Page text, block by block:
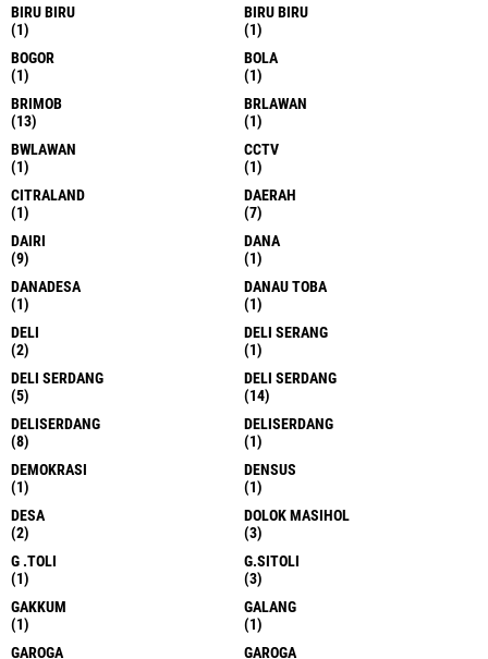
BIRU BIRU
(1)
BIRU BIRU
(1)
BOGOR
(1)
BOLA
(1)
BRIMOB
(13)
BRLAWAN
(1)
BWLAWAN
(1)
CCTV
(1)
CITRALAND
(1)
DAERAH
(7)
DAIRI
(9)
DANA
(1)
DANADESA
(1)
DANAU TOBA
(1)
DELI
(2)
DELI SERANG
(1)
DELI SERDANG
(5)
DELI SERDANG
(14)
DELISERDANG
(8)
DELISERDANG
(1)
DEMOKRASI
(1)
DENSUS
(1)
DESA
(2)
DOLOK MASIHOL
(3)
G .TOLI
(1)
G.SITOLI
(3)
GAKKUM
(1)
GALANG
(1)
GAROGA
GAROGA